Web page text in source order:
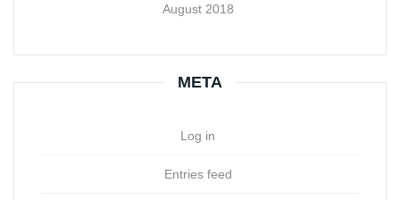
August 2018
META
Log in
Entries feed